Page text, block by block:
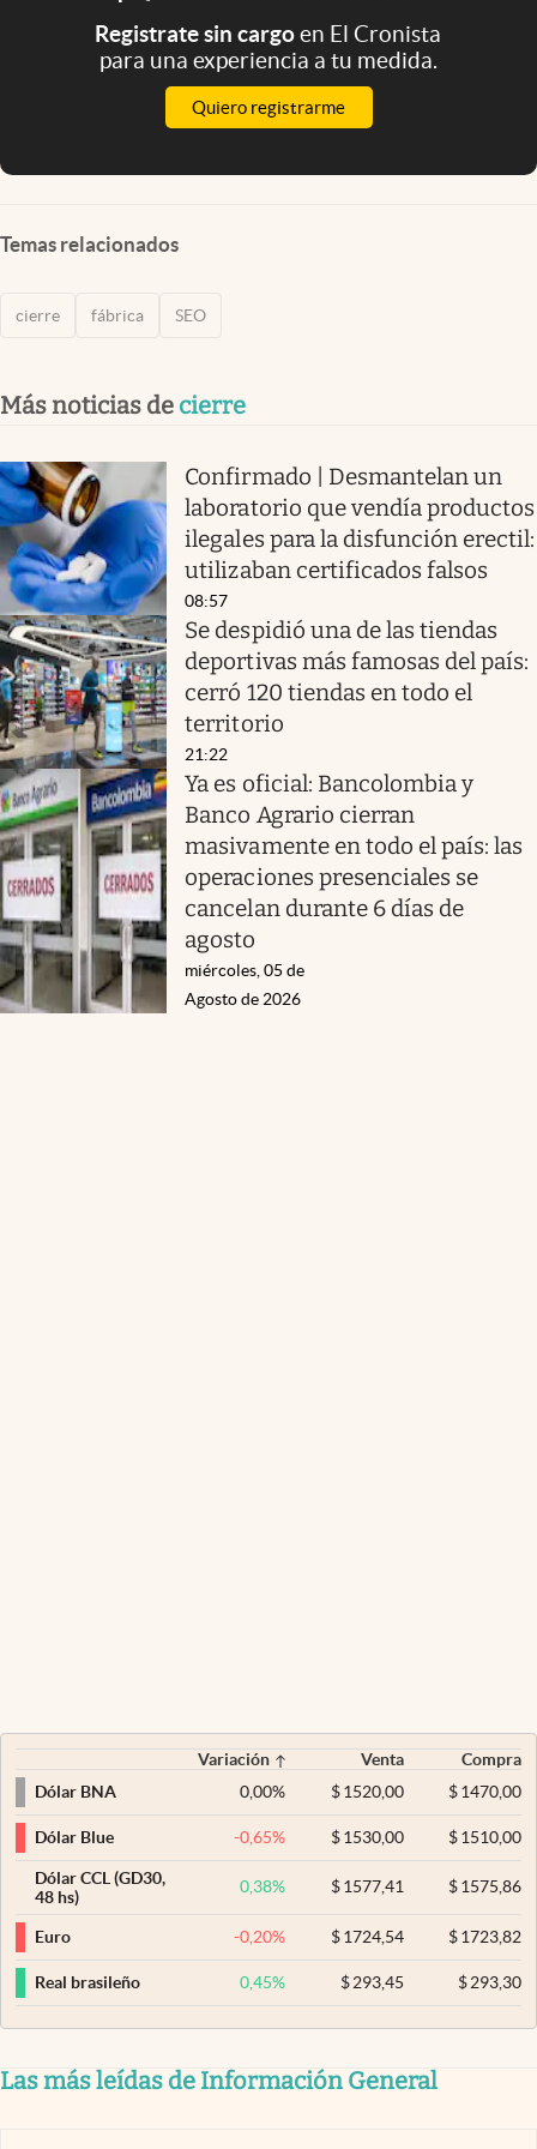
Registrate sin cargoen El Cronista
para una experiencia a tu medida.
Quiero registrarme
Temas relacionados
cierre fábrica SEO
Más noticias de cierre
Confirmado | Desmantelan un
laboratorio que vendía productos
ilegales para la disfunción erectil:
utilizaban certificados falsos
08:57
Se despidió una de las tiendas
deportivas más famosas del país:
cerró 120 tiendas en todo el
territorio
21:22
Ya es oficial: Bancolombia y
Banco Agrario cierran
masivamente en todo el país: las
operaciones presenciales se
cancelan durante 6 días de
agosto
miércoles, 05 de
Agosto de 2026
Variación Venta
Compra
Dólar BNA
0,00% $ 1520,00 $1470,00
Dólar Blue -0,65% $ 1530,00 $1510,00
Dólar CCL (GD30,
48 hs)
0,38% $ 1577,41 $1575,86
Euro -0,20% $ 1724,54 $1723,82
Real brasileño 0,45% $ 293,45 $293,30
Las más leídas de Información General